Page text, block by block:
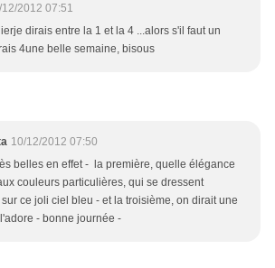
12/2012 07:51
dirais entre la 1 et la 4 ...alors s'il faut un
4une belle semaine, bisous
10/12/2012 07:50
belles en effet - la première, quelle élégance
couleurs particulières, qui se dressent
ce joli ciel bleu - et la troisième, on dirait une
- bonne journée -